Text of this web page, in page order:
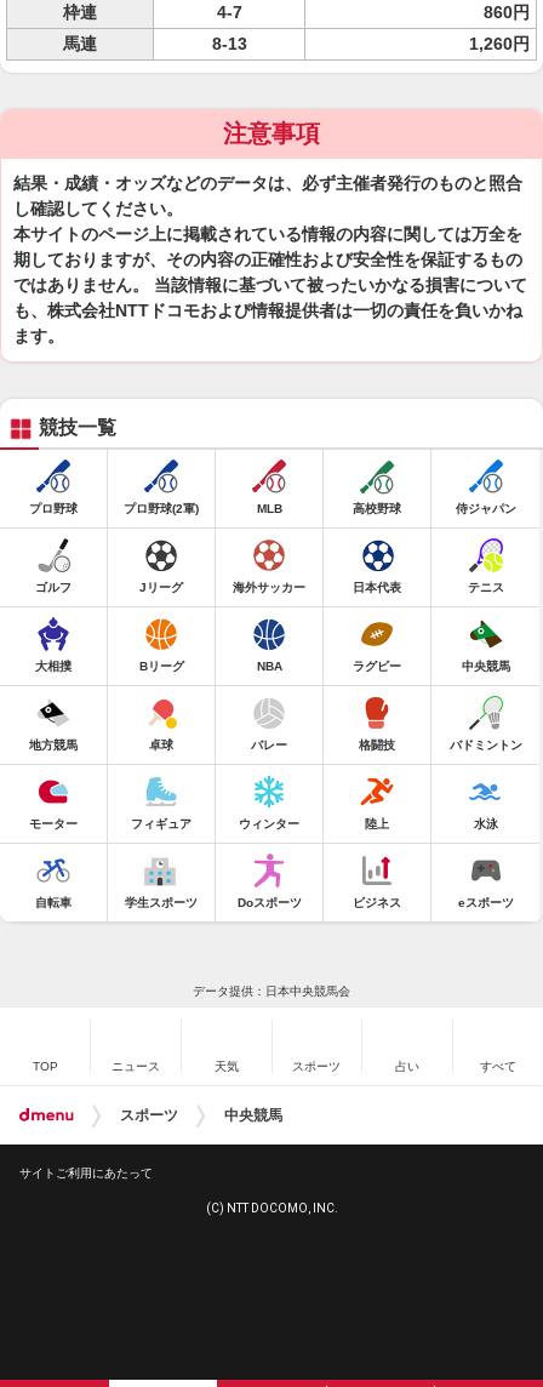
枠連
4-7
860円
馬連
8-13 1,260円
注意事項
結果・成績・オッズなどのデータは、必ず主催者発行のものと照合
し確認してください。
本サイトのページ上に掲載されている情報の内容に関しては万全を
期しておりますが、その内容の正確性および安全性を保証するもの
ではありません。 当該情報に基づいて被ったいかなる損害について
も、株式会社NTTドコモおよび情報提供者は一切の責任を負いかね
ます。
競技一覧
プロ野球 プロ野球(2軍) MLB 高校野球 侍ジャパン
ゴルフ Jリーグ 海外サッカー 日本代表 テニス
大相撲 Bリーグ NBA ラグビー 中央競馬
地方競馬 卓球 バレー 格闘技 バドミントン
モーター フィギュア ウィンター 陸上 水泳
自転車 学生スポーツ Doスポーツ ビジネス eスポーツ
データ提供：日本中央競馬会
TOP ニュース 天気 スポーツ 占い すべて
スポーツ 中央競馬
サイトご利用にあたって
(C) NTT DOCOMO, INC.